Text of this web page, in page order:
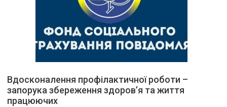
Вдосконалення профілактичної роботи –
запорука збереження здоров’я та життя
працюючих